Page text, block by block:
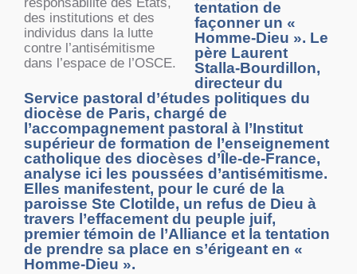
des institutions et des
individus dans la lutte
contre l’antisémitisme
dans l’espace de l’OSCE.
tentation de
façonner un «
Homme-Dieu ». Le
père Laurent
Stalla-Bourdillon,
directeur du
Service pastoral d’études politiques du
diocèse de Paris, chargé de
l’accompagnement pastoral à l’Institut
supérieur de formation de l’enseignement
catholique des diocèses d’Île-de-France,
analyse ici les poussées d’antisémitisme.
Elles manifestent, pour le curé de la
paroisse Ste Clotilde, un refus de Dieu à
travers l’effacement du peuple juif,
premier témoin de l’Alliance et la tentation
de prendre sa place en s’érigeant en «
Homme-Dieu ».